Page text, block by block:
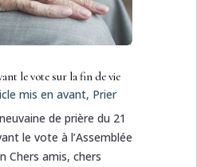
le vote sur la fin de vie
mis en avant, Prier
de prière du 21
le vote à l’Assemblée
Chers amis, chers